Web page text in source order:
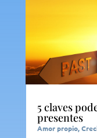
5 claves
presentes
Amor propio,